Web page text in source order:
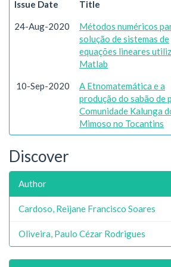
Issue Date Title
24-Aug-2020
Métodos numéricos
solução de sistemas de
equações lineares
Matlab
10-Sep-2020
A Etnomatemática e a
produção do sabão de
Comunidade Kalunga
Mimoso no Tocantins
Discover
Author
Cardoso, Reijane Francisco Soares
Oliveira, Paulo Cézar Rodrigues